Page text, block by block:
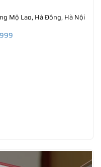
Mộ Lao, Hà Đông, Hà Nội